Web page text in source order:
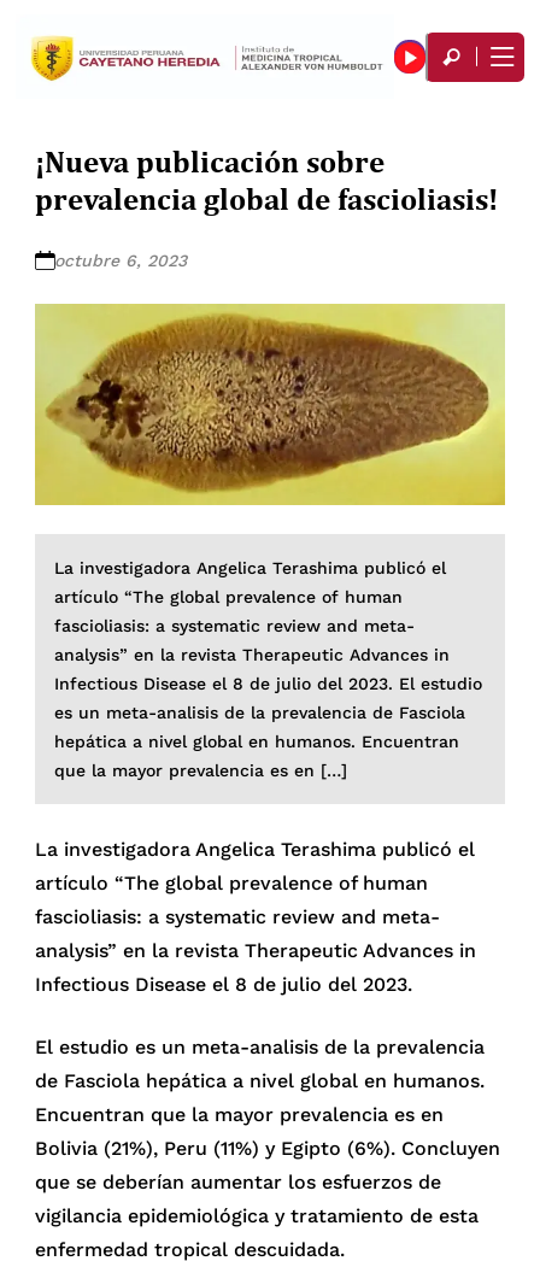
¡Nueva publicación sobre
prevalencia global de fascioliasis!
octubre 6, 2023
La investigadora Angelica Terashima publicó el
artículo “The global prevalence of human
fascioliasis: a systematic review and meta-
analysis” en la revista Therapeutic Advances in
Infectious Disease el 8 de julio del 2023. El estudio
es un meta-analisis de la prevalencia de Fasciola
hepática a nivel global en humanos. Encuentran
que la mayor prevalencia es en […]
La investigadora Angelica Terashima publicó el
artículo “The global prevalence of human
fascioliasis: a systematic review and meta-
analysis” en la revista Therapeutic Advances in
Infectious Disease el 8 de julio del 2023.
El estudio es un meta-analisis de la prevalencia
de Fasciola hepática a nivel global en humanos.
Encuentran que la mayor prevalencia es en
Bolivia (21%), Peru (11%) y Egipto (6%). Concluyen
que se deberían aumentar los esfuerzos de
vigilancia epidemiológica y tratamiento de esta
enfermedad tropical descuidada.